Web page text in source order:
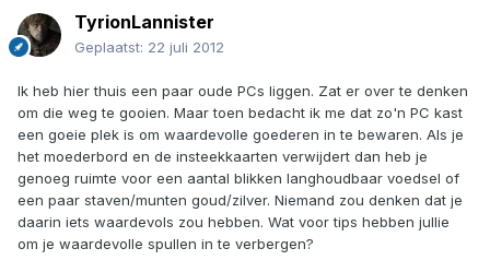
TyrionLannister
Geplaatst: 22 juli 2012
Ik heb hier thuis een paar oude PCs liggen. Zat er over te denken
om die weg te gooien. Maar toen bedacht ik me dat zo'n PC kast
een goeie plek is om waardevolle goederen in te bewaren. Als je
het moederbord en de insteekkaarten verwijdert dan heb je
genoeg ruimte voor een aantal blikken langhoudbaar voedsel of
een paar staven/munten goud/zilver. Niemand zou denken dat je
daarin iets waardevols zou hebben. Wat voor tips hebben jullie
om je waardevolle spullen in te verbergen?